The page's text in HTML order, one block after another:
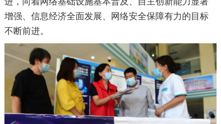
增强、信息经济全面发展、网络安全保障有力的目标
不断前进。